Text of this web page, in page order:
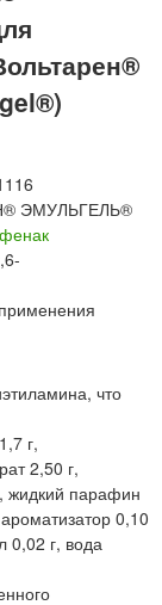
ЭМУЛЬГЕЛЬ®
что
г,
2,50 г,
жидкий парафин
0,10
0,02 г, вода